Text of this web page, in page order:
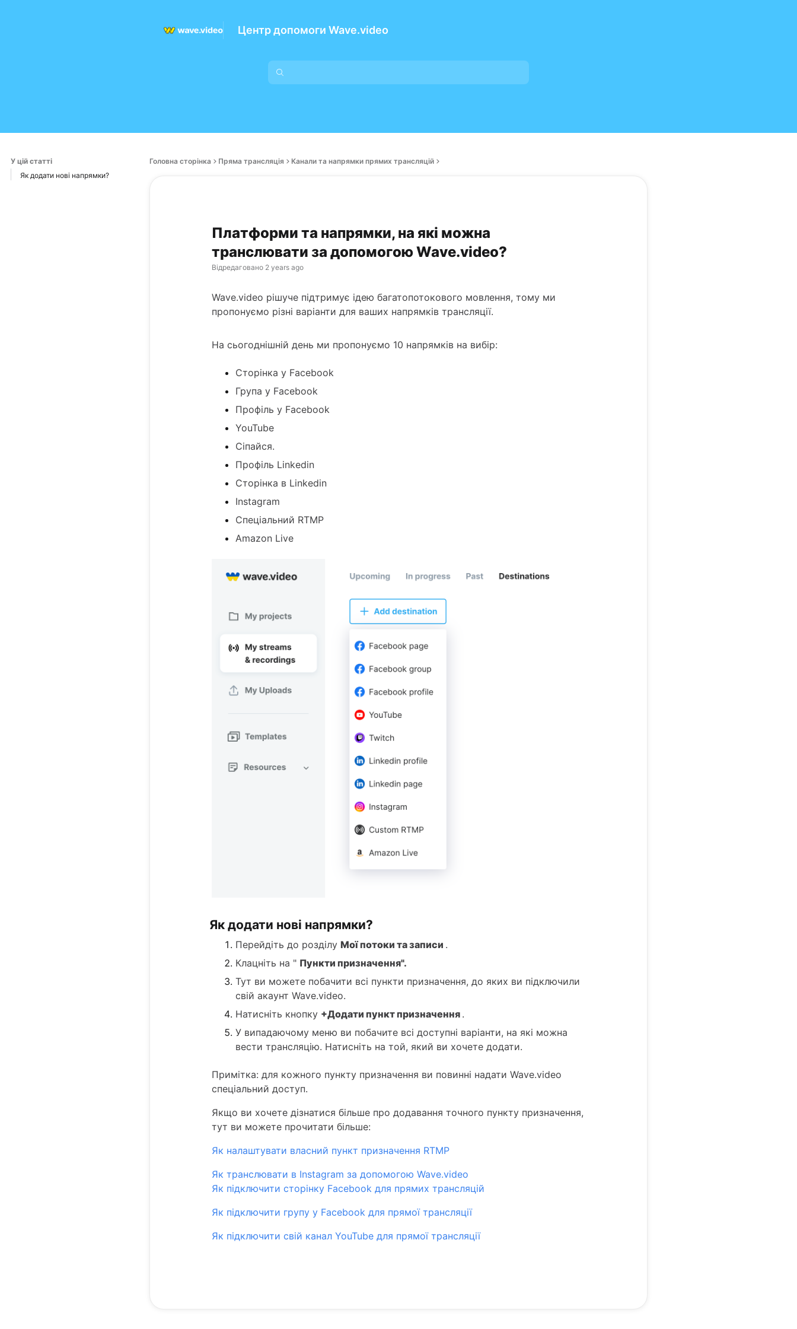
Центр допомоги Wave.video
У цій статті
Як додати нові напрямки?
Головна сторінка Пряма трансляція Канали та напрямки прямих трансляцій
Платформи та напрямки, на які можна
транслювати за допомогою Wave.video?
Відредаговано 2 years ago
Wave.video рішуче підтримує ідею багатопотокового мовлення, тому ми
пропонуємо різні варіанти для ваших напрямків трансляції.
На сьогоднішній день ми пропонуємо 10 напрямків на вибір:
Сторінка у Facebook
Група у Facebook
Профіль у Facebook
YouTube
Сіпайся.
Профіль Linkedin
Сторінка в Linkedin
Instagram
Спеціальний RTMP
Amazon Live
Як додати нові напрямки?
Перейдіть до розділу Мої потоки та записи .
Клацніть на " Пункти призначення".
Тут ви можете побачити всі пункти призначення, до яких ви підключили
свій акаунт Wave.video.
Натисніть кнопку +Додати пункт призначення .
У випадаючому меню ви побачите всі доступні варіанти, на які можна
вести трансляцію. Натисніть на той, який ви хочете додати.
Примітка: для кожного пункту призначення ви повинні надати Wave.video
спеціальний доступ.
Якщо ви хочете дізнатися більше про додавання точного пункту призначення,
тут ви можете прочитати більше:
Як налаштувати власний пункт призначення RTMP
Як транслювати в Instagram за допомогою Wave.video
Як підключити сторінку Facebook для прямих трансляцій
Як підключити групу у Facebook для прямої трансляції
Як підключити свій канал YouTube для прямої трансляції